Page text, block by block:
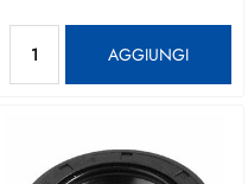
AGGIUNGI